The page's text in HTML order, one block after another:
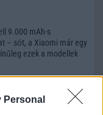
Personal
9.000 mAh-s
– sőt, a Xiaomi már egy
ezek a modellek
eladásokat